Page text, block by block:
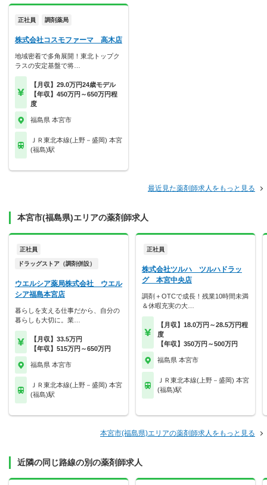
正社員 調剤薬局
株式会社コスモファーマ 高木店
地域密着で多角展開！東北トップク
ラスの安定基盤で将…
【月収】29.0万円24歳モデル
【年収】450万円～650万円程
度
福島県 本宮市
ＪＲ東北本線(上野－盛岡) 本宮
(福島)駅
最近見た薬剤師求人をもっと見る
本宮市(福島県)エリアの薬剤師求人
正社員
ドラッグストア（調剤併設）
ウエルシア薬局株式会社 ウエル
シア福島本宮店
暮らしを支える仕事だから、自分の
暮らしも大切に。業…
【月収】33.5万円
【年収】515万円～650万円
福島県 本宮市
ＪＲ東北本線(上野－盛岡) 本宮
(福島)駅
正社員
株式会社ツルハ ツルハドラッ
グ 本宮中央店
調剤＋OTCで成長！残業10時間未満
＆休暇充実の大…
【月収】18.0万円～28.5万円程
度
【年収】350万円～500万円
福島県 本宮市
ＪＲ東北本線(上野－盛岡) 本宮
(福島)駅
本宮市(福島県)エリアの薬剤師求人をもっと見る
近隣の同じ路線の別の薬剤師求人